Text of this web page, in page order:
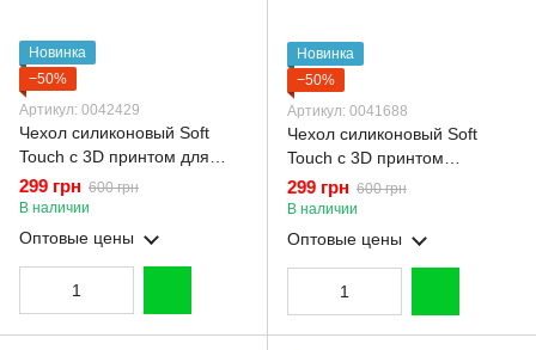
Новинка
−50%
Артикул: 0042429
Чехол силиконовый Soft
Touch с 3D принтом для
Xiaomi Redmi Note 9s темно-
зеленый (Полная защита
камеры)
299 грн 600 грн
В наличии
Оптовые цены
Новинка
−50%
Артикул: 0041688
Чехол силиконовый Soft
Touch с 3D принтом
Майнкрафт для Xiaomi
Redmi Note 9s темно-
зеленый (Полная защита
299 грн 600 грн
В наличии
Оптовые цены